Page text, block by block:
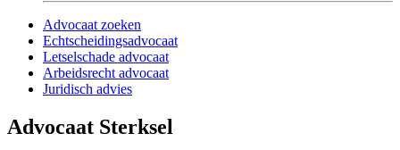
Advocaat zoeken
Echtscheidingsadvocaat
Letselschade advocaat
Arbeidsrecht advocaat
Juridisch advies
Advocaat Sterksel